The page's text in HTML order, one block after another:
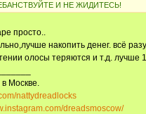
И НЕ ЖИДИТЕСЬ!
просто..
накопить денег. всё
олосы теряются и т.д. лучше
Москве.
nattydreadlocks
dreadsmoscow/